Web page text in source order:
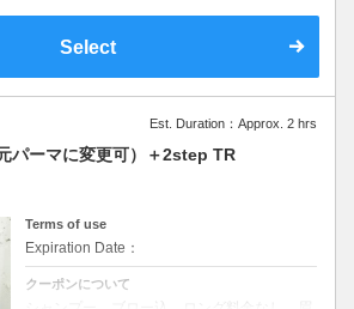
Select
Est. Duration：Approx. 2 hrs
パーマに変更可）＋2step TR
Terms of use
Expiration Date：
クーポンについて